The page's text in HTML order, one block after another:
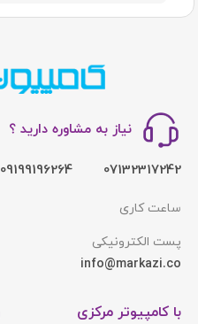
نیاز به مشاوره دارید ؟
07132317242
09199196264
ساعت کاری
پست الکترونیکی
info@markazi.co
با کامپیوتر مرکزی